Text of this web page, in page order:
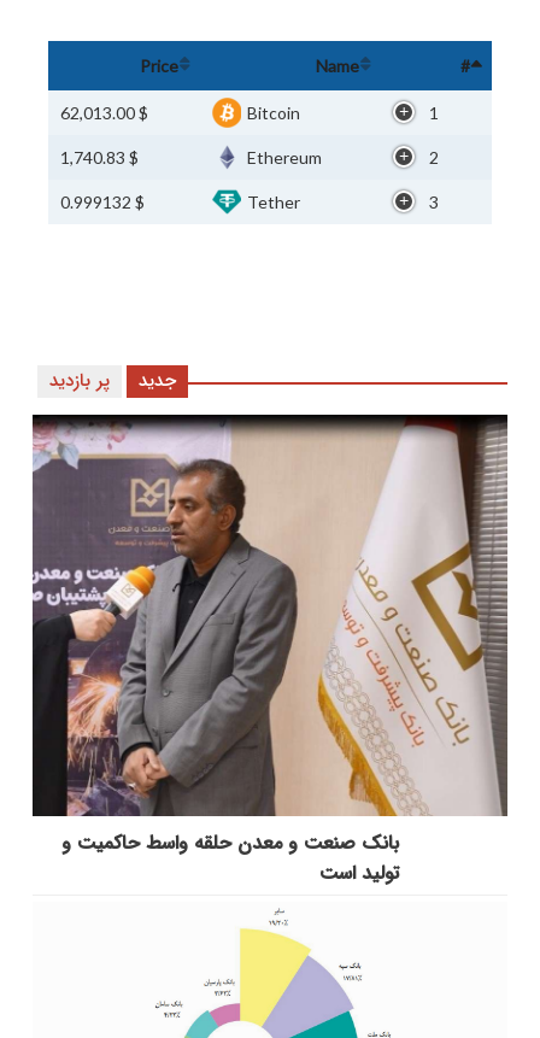
#
Name
Price
1
Bitcoin
$ 62,013.00
2
Ethereum
$ 1,740.83
3
Tether
$ 0.999132
پر بازدید جدید
بانك صنعت و معدن حلقه واسط حاكمیت و
تولید است